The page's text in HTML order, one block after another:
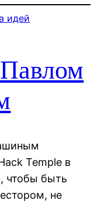
идей
Temple в
чтобы быть
не